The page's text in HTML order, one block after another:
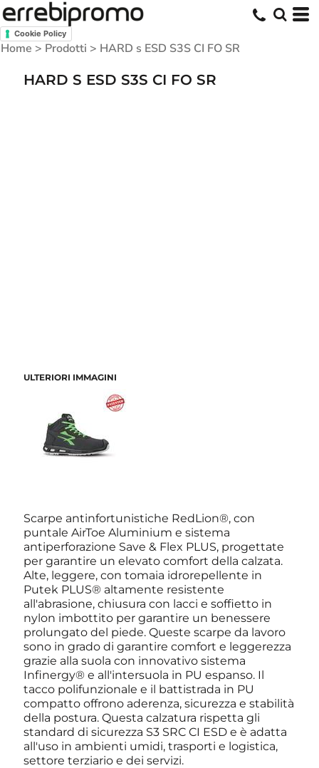
Cookie Policy
Home > Prodotti > HARD s ESD S3S CI FO SR
HARD S ESD S3S CI FO SR
ULTERIORI IMMAGINI
Scarpe antinfortunistiche RedLion®, con
puntale AirToe Aluminium e sistema
antiperforazione Save & Flex PLUS, progettate
per garantire un elevato comfort della calzata.
Alte, leggere, con tomaia idrorepellente in
Putek PLUS® altamente resistente
all'abrasione, chiusura con lacci e soffietto in
nylon imbottito per garantire un benessere
prolungato del piede. Queste scarpe da lavoro
sono in grado di garantire comfort e leggerezza
grazie alla suola con innovativo sistema
Infinergy® e all'intersuola in PU espanso. Il
tacco polifunzionale e il battistrada in PU
compatto offrono aderenza, sicurezza e stabilità
della postura. Questa calzatura rispetta gli
standard di sicurezza S3 SRC CI ESD e è adatta
all'uso in ambienti umidi, trasporti e logistica,
settore terziario e dei servizi.